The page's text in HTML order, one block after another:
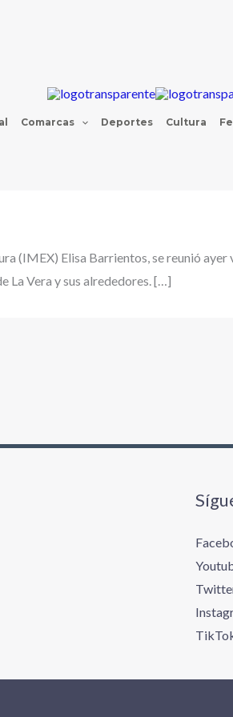
Comarcas Deportes Cultura
(IMEX) Elisa Barrientos, se reunió ayer
La Vera y sus alrededores. […]